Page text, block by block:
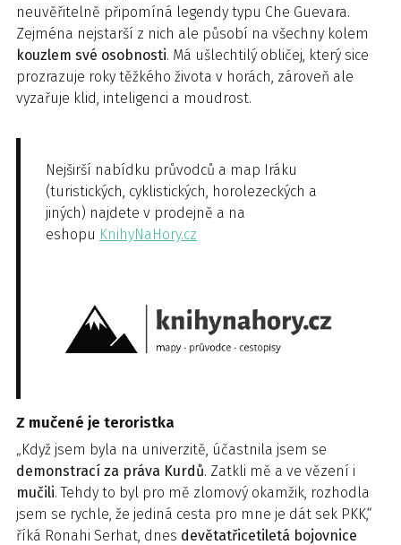
neuvěřitelně připomíná legendy typu Che Guevara.
Zejména nejstarší z nich ale působí na všechny kolem
kouzlem své osobnosti. Má ušlechtilý obličej, který sice
prozrazuje roky těžkého života v horách, zároveň ale
vyzařuje klid, inteligenci a moudrost.
Nejširší nabídku průvodců a map Iráku
(turistických, cyklistických, horolezeckých a
jiných) najdete v prodejně a na
eshopu KnihyNaHory.cz
Z mučené je teroristka
„Když jsem byla na univerzitě, účastnila jsem se
demonstrací za práva Kurdů. Zatkli mě a ve vězení i
mučili. Tehdy to byl pro mě zlomový okamžik, rozhodla
jsem se rychle, že jediná cesta pro mne je dát sek PKK,“
říká Ronahi Serhat, dnes devětatřicetiletá bojovnice